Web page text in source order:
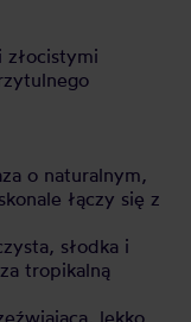
złocistymi
o naturalnym,
łączy się z
słodka i
tropikalną
lekko